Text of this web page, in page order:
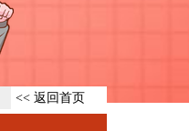
<< 返回首页